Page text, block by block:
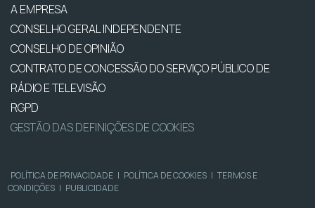
A EMPRESA
CONSELHO GERAL INDEPENDENTE
CONSELHO DE OPINIÃO
CONTRATO DE CONCESSÃO DO SERVIÇO PÚBLICO DE
RÁDIO E TELEVISÃO
RGPD
GESTÃO DAS DEFINIÇÕES DE COOKIES
POLÍTICA DE PRIVACIDADE | POLÍTICA DE COOKIES | TERMOS E
CONDIÇÕES | PUBLICIDADE